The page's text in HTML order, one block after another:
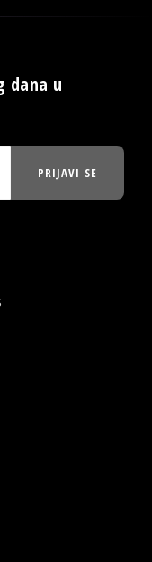
dana u
PRIJAVI SE